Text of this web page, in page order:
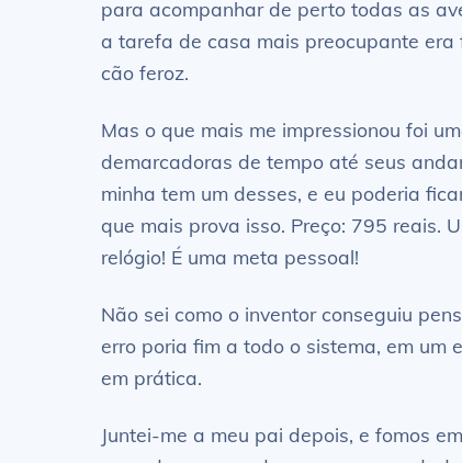
para acompanhar de perto todas as
a tarefa de casa mais preocupante era
cão feroz.
Mas o que mais me impressionou foi
demarcadoras de tempo até seus
minha tem um desses, e eu poderia
que mais prova isso. Preço: 795 reais.
relógio! É uma meta pessoal!
Não sei como o inventor conseguiu
erro poria fim a todo o sistema, em um
em prática.
Juntei-me a meu pai depois, e fomos